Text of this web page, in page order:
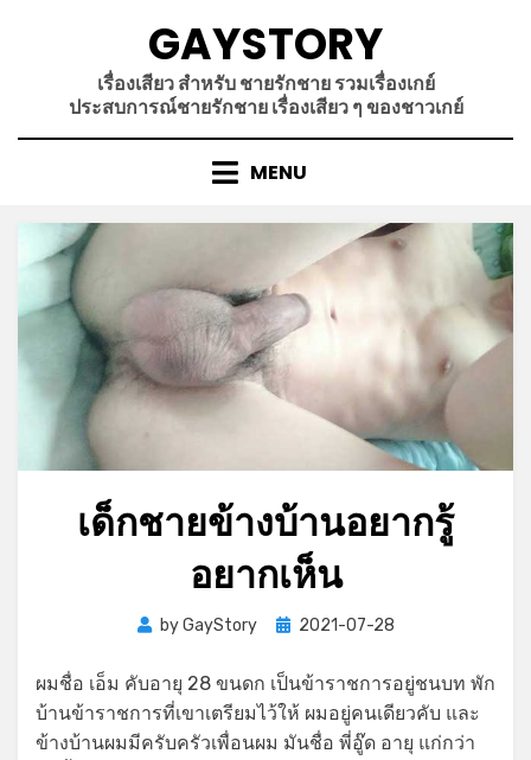
GAYSTORY
เรื่องเสียว สำหรับ ชายรักชาย รวมเรื่องเกย์
ประสบการณ์ชายรักชาย เรื่องเสียว ๆ ของชาวเกย์
MENU
เด็กชายข้างบ้านอยากรู้
อยากเห็น
byGayStory
Posted
2021-07-28
ผมชื่อ เอ็ม คับอายุ 28 ขนดก เป็นข้าราชการอยู่ชนบท พัก
บ้านข้าราชการที่เขาเตรียมไว้ให้ ผมอยู่คนเดียวคับ และ
ข้างบ้านผมมีครับครัวเพื่อนผม มันชื่อ พี่อู๊ด อายุ แก่กว่า